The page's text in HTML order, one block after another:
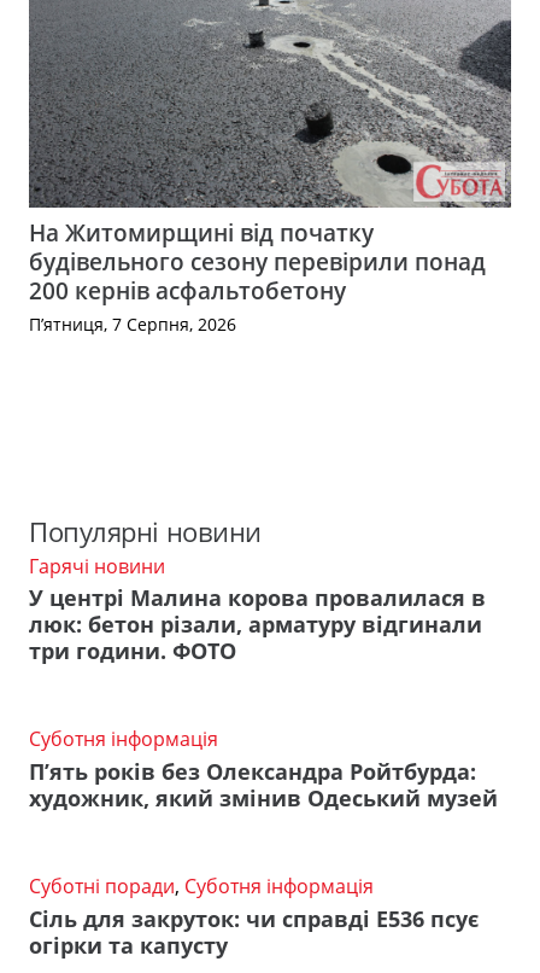
На Житомирщині від початку
будівельного сезону перевірили понад
200 кернів асфальтобетону
П’ятниця, 7 Серпня, 2026
Популярні новини
Гарячі новини
У центрі Малина корова провалилася в
люк: бетон різали, арматуру відгинали
три години. ФОТО
Суботня інформація
П’ять років без Олександра Ройтбурда:
художник, який змінив Одеський музей
Суботні поради, Суботня інформація
Сіль для закруток: чи справді Е536 псує
огірки та капусту